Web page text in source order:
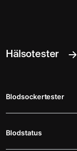
Hälsotester
Blodsockertester
Blodstatus